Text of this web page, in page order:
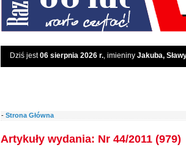
Dziś jest06 sierpnia 2026 r., imieniny Jakuba,
- Strona Główna
Artykuły wydania: Nr 44/2011 (979)